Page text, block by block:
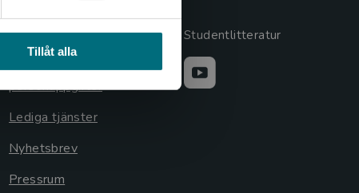
Tillåt alla
Cookieinställningar
GDPR och
personuppgifter
Lediga tjänster
Nyhetsbrev
Pressrum
Studentlitteratur